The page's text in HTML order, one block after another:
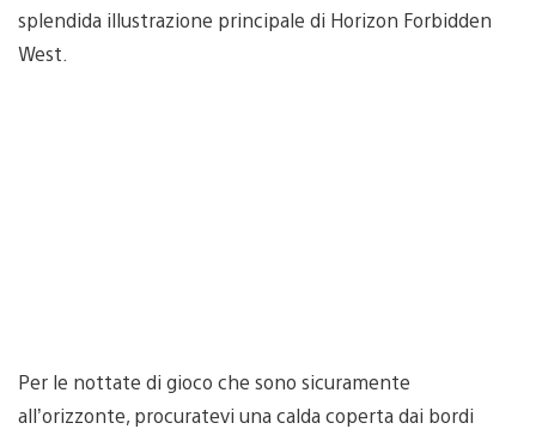
splendida illustrazione principale di Horizon Forbidden
West.
Per le nottate di gioco che sono sicuramente
all’orizzonte, procuratevi una calda coperta dai bordi